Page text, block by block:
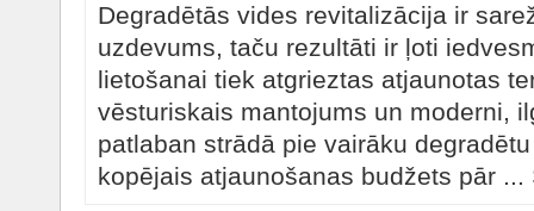
Degradētās vides revitalizācija ir
uzdevums, taču rezultāti ir ļoti
lietošanai tiek atgrieztas atjaunotas
vēsturiskais mantojums un moderni,
patlaban strādā pie vairāku
kopējais atjaunošanas budžets pār ...